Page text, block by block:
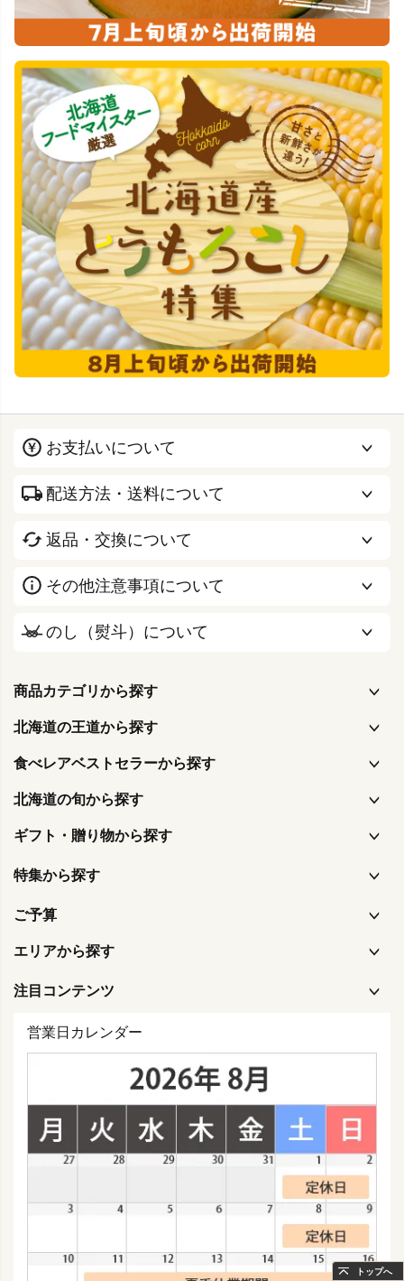
お支払いについて
配送方法・送料について
返品・交換について
その他注意事項について
のし（熨斗）について
商品カテゴリから探す
北海道の王道から探す
食べレアベストセラーから探す
北海道の旬から探す
ギフト・贈り物から探す
特集から探す
ご予算
エリアから探す
注目コンテンツ
営業日カレンダー
トップへ